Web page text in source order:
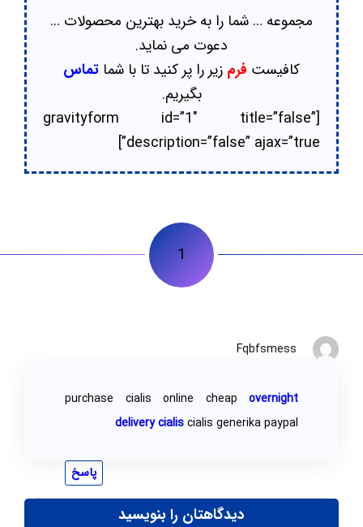
مجموعه … شما را به خرید بهترین محصولات …
دعوت می نماید.
کافیست فرم زیر را پر کنید تا با شما تماس
بگیریم.
[gravityform id=”1″ title=”false”
description=”false” ajax=”true”]
1
Fqbfsmess
purchase cialis online cheap overnight
delivery cialiscialis generika paypal
پاسخ
دیدگاهتان را بنویسید